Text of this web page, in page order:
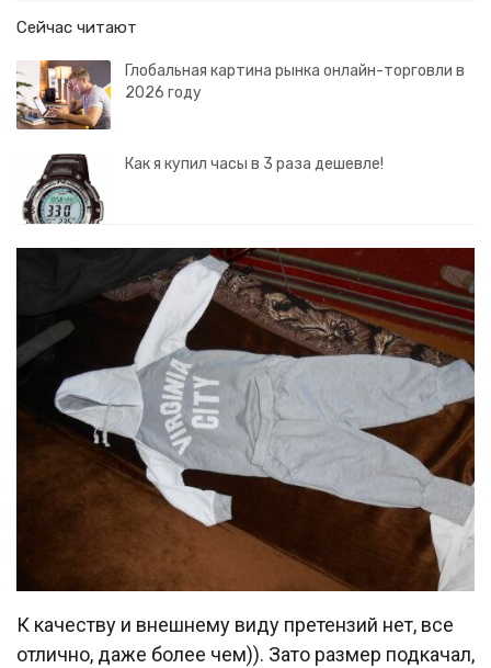
Сейчас читают
Глобальная картина рынка онлайн-торговли в
2026 году
Как я купил часы в 3 раза дешевле!
К качеству и внешнему виду претензий нет, все
отлично, даже более чем)). Зато размер подкачал,